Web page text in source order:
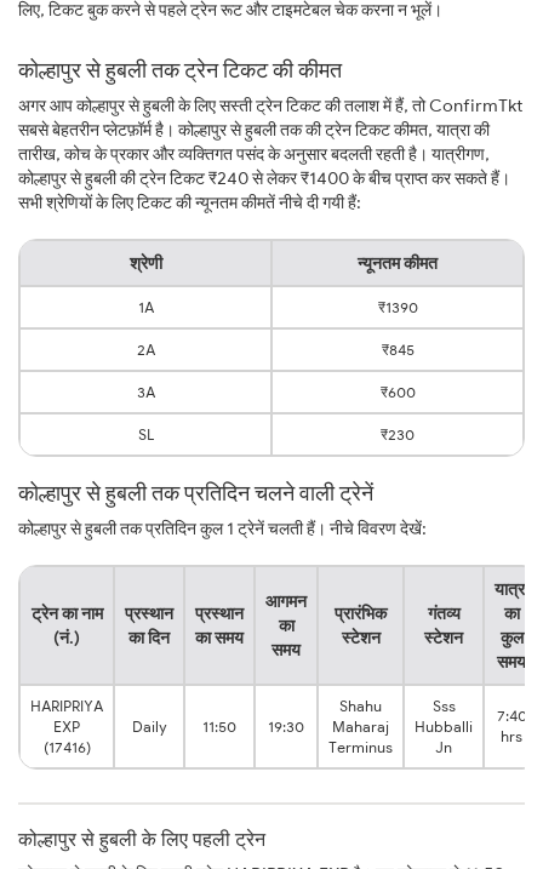
लिए, टिकट बुक करने से पहले ट्रेन रूट और टाइमटेबल चेक करना न भूलें।
कोल्हापुर से हुबली तक ट्रेन टिकट की कीमत
अगर आप कोल्हापुर से हुबली के लिए सस्ती ट्रेन टिकट की तलाश में हैं, तो ConfirmTkt
सबसे बेहतरीन प्लेटफ़ॉर्म है। कोल्हापुर से हुबली तक की ट्रेन टिकट कीमत, यात्रा की
तारीख, कोच के प्रकार और व्यक्तिगत पसंद के अनुसार बदलती रहती है। यात्रीगण,
कोल्हापुर से हुबली की ट्रेन टिकट ₹240 से लेकर ₹1400 के बीच प्राप्त कर सकते हैं।
सभी श्रेणियों के लिए टिकट की न्यूनतम कीमतें नीचे दी गयी हैं:
श्रेणी न्यूनतम कीमत
1A ₹1390
2A ₹845
3A ₹600
SL ₹230
कोल्हापुर से हुबली तक प्रतिदिन चलने वाली ट्रेनें
कोल्हापुर से हुबली तक प्रतिदिन कुल 1 ट्रेनें चलती हैं। नीचे विवरण देखें:
ट्रेन का नाम
(नं.)
प्रस्थान
का दिन
प्रस्थान
का समय
आगमन
का
समय
प्रारंभिक
स्टेशन
गंतव्य
स्टेशन
यात्रा
का
कुल
समय
HARIPRIYA
EXP
(17416)
Daily 11:50 19:30
Shahu
Maharaj
Terminus
Sss
Hubballi
Jn
7:40
hrs
कोल्हापुर से हुबली के लिए पहली ट्रेन